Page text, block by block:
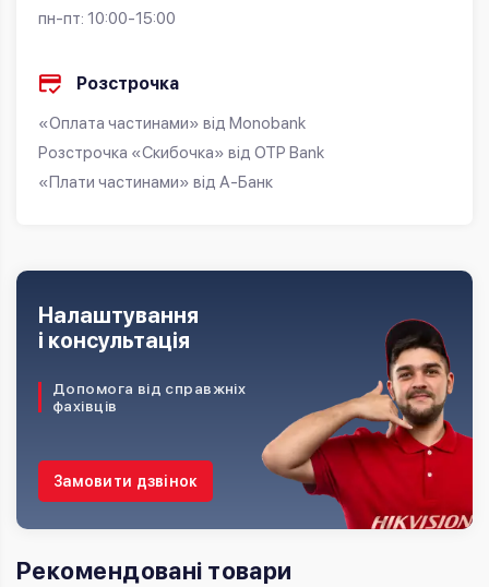
пн-пт: 10:00-15:00
Розстрочка
«Оплата частинами» від Monobank
Розстрочка «Скибочка» від OTP Bank
«Плати частинами» від А-Банк
Допомога від справжніх
фахівців
Налаштування
і консультація
Замовити дзвінок
Рекомендовані товари